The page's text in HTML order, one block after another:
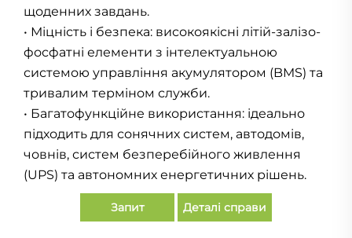
щоденних завдань.
• Міцність і безпека: високоякісні літій-залізо-
фосфатні елементи з інтелектуальною
системою управління акумулятором (BMS) та
тривалим терміном служби.
• Багатофункційне використання: ідеально
підходить для сонячних систем, автодомів,
човнів, систем безперебійного живлення
(UPS) та автономних енергетичних рішень.
Запит Деталі справи